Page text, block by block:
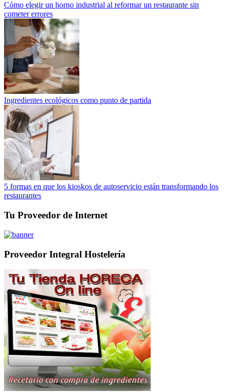
Cómo elegir un horno industrial al reformar un restaurante sin
cometer errores
Ingredientes ecológicos como punto de partida
5 formas en que los kioskos de autoservicio están transformando los
restaurantes
Tu Proveedor de Internet
Proveedor Integral Hostelería